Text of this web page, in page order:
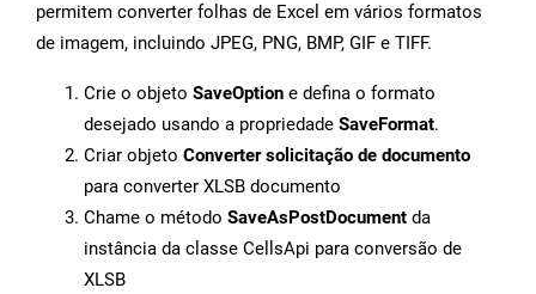
permitem converter folhas de Excel em vários formatos
de imagem, incluindo JPEG, PNG, BMP, GIF e TIFF.
Crie o objeto SaveOption e defina o formato
desejado usando a propriedade SaveFormat.
Criar objeto Converter solicitação de documento
para converter XLSB documento
Chame o método SaveAsPostDocument da
instância da classe CellsApi para conversão de
XLSB